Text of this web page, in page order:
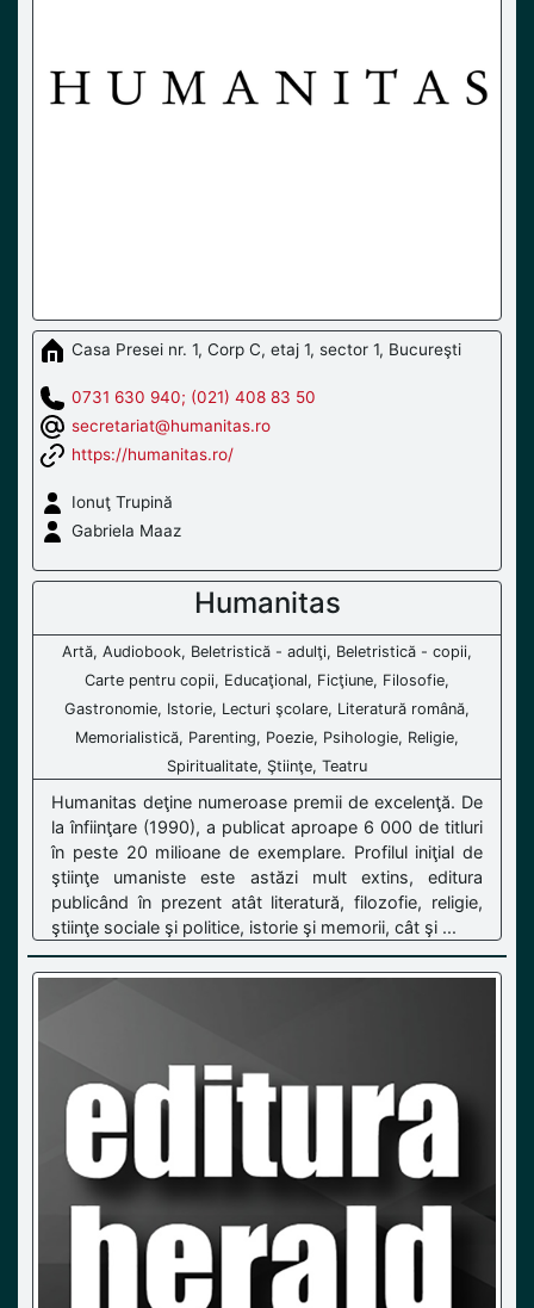
Casa Presei nr. 1, Corp C, etaj 1, sector 1, Bucureşti
0731 630 940; (021) 408 83 50
secretariat@humanitas.ro
https://humanitas.ro/
Ionuţ Trupină
Gabriela Maaz
Humanitas
Artă, Audiobook, Beletristică - adulţi, Beletristică - copii,
Carte pentru copii, Educaţional, Ficţiune, Filosofie,
Gastronomie, Istorie, Lecturi şcolare, Literatură română,
Memorialistică, Parenting, Poezie, Psihologie, Religie,
Spiritualitate, Ştiinţe, Teatru
Humanitas deţine numeroase premii de excelenţă. De
la înfiinţare (1990), a publicat aproape 6 000 de titluri
în peste 20 milioane de exemplare. Profilul iniţial de
ştiinţe umaniste este astăzi mult extins, editura
publicând în prezent atât literatură, filozofie, religie,
ştiinţe sociale şi politice, istorie şi memorii, cât şi ...